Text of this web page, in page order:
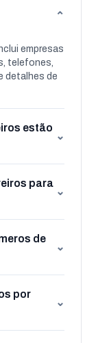
⌄
empresas
telefones,
detalhes de
estão
⌄
para
⌄
de
⌄
por
⌄